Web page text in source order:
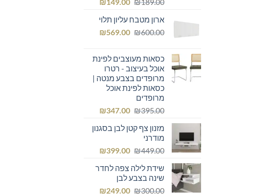
₪189.00
היה:
₪189.00.
₪149.00
הוא:
₪149.00.
ארון מטבח עליון תלוי
₪600.00
המחיר
₪600.00.
₪569.00
המחיר
₪569.00.כסאות מעוצבים לפינת
אוכל בעיצוב - רטרו
מרופדים בצבע מנטה |
כסאות לפינת אוכל
מרופדים
₪395.00
המחיר
היה:
₪347.00
המחיר
הוא:
מזנון צף קטן לבן בסגנון
מודרני
₪449.00
המחיר
היה:
₪449.00.
₪399.00
המחיר
הוא:שידת לילה צפה לחדר
שינה בצבע לבן
₪300.00
המחיר ₪249.00
המחיר